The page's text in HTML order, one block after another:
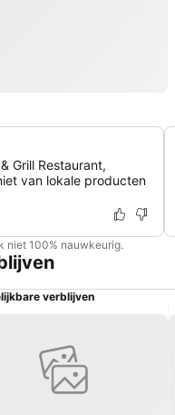
Grill Restaurant,
van lokale producten
niet 100% nauwkeurig.
verblijven